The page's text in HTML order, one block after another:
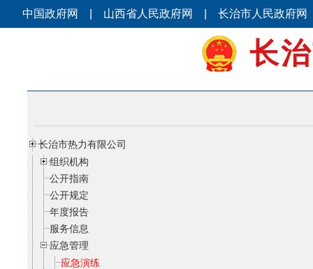
中国政府网 山西省人民政府网 长治市人民政府网
长
长治市热力有限公司
组织机构
公开指南
公开规定
年度报告
服务信息
应急管理
应急演练